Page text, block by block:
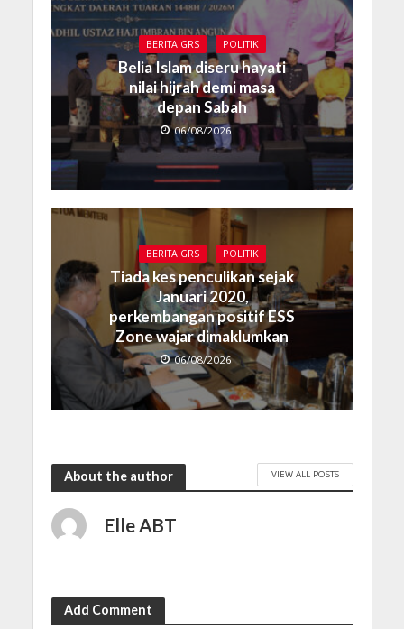
BERITA GRS POLITIK
Belia Islam diseru hayati
nilai hijrah demi masa
depan Sabah
06/08/2026
BERITA GRS POLITIK
Tiada kes penculikan sejak
Januari 2020,
perkembangan positif ESS
Zone wajar dimaklumkan
06/08/2026
About the author VIEW ALL POSTS
Elle ABT
Add Comment